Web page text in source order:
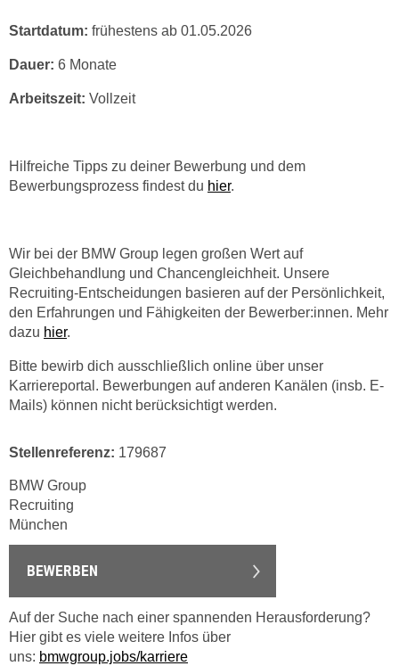
Startdatum: frühestens ab 01.05.2026
Dauer: 6 Monate
Arbeitszeit: Vollzeit
Hilfreiche Tipps zu deiner Bewerbung und dem
Bewerbungsprozess findest du hier.
Wir bei der BMW Group legen großen Wert auf
Gleichbehandlung und Chancengleichheit. Unsere
Recruiting-Entscheidungen basieren auf der Persönlichkeit,
den Erfahrungen und Fähigkeiten der Bewerber:innen. Mehr
dazu hier.
Bitte bewirb dich ausschließlich online über unser
Karriereportal. Bewerbungen auf anderen Kanälen (insb. E-
Mails) können nicht berücksichtigt werden.
Stellenreferenz: 179687
BMW Group
Recruiting
München
BEWERBEN
Auf der Suche nach einer spannenden Herausforderung?
Hier gibt es viele weitere Infos über
uns: bmwgroup.jobs/karriere